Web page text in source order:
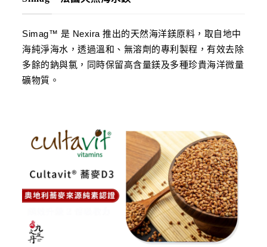
Simag™ 是 Nexira 推出的天然海洋鎂原料，取自地中
海純淨海水，透過溫和、無溶劑的專利製程，有效去除
多餘的鈉與氯，同時保留高含量鎂及多種珍貴海洋微量
礦物質。